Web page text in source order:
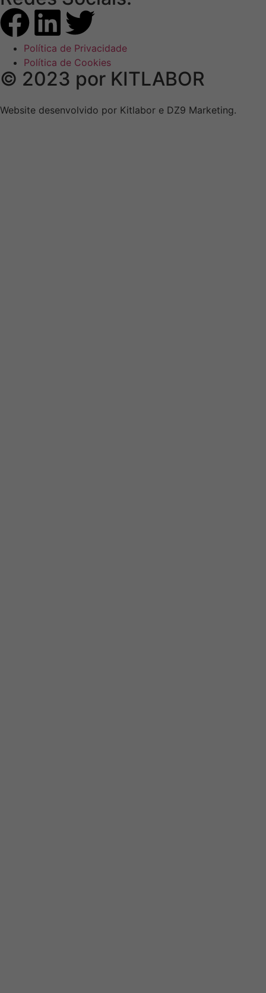
Política de Privacidade
Política de Cookies
© 2023 por KITLABOR
Website desenvolvido por Kitlabor e DZ9 Marketing.